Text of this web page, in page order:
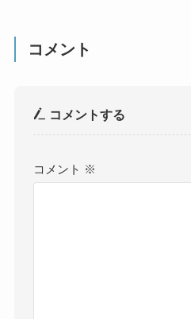
コメント
コメントする
コメント ※